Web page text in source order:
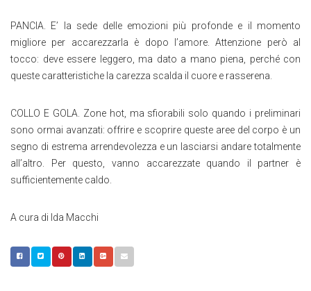
PANCIA. E’ la sede delle emozioni più profonde e il momento
migliore per accarezzarla è dopo l’amore. Attenzione però al
tocco: deve essere leggero, ma dato a mano piena, perché con
queste caratteristiche la carezza scalda il cuore e rasserena.
COLLO E GOLA. Zone hot, ma sfiorabili solo quando i preliminari
sono ormai avanzati: offrire e scoprire queste aree del corpo è un
segno di estrema arrendevolezza e un lasciarsi andare totalmente
all’altro. Per questo, vanno accarezzate quando il partner è
sufficientemente caldo.
A cura di Ida Macchi